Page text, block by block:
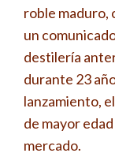
roble maduro,
un
destilería
durante 23
lanzamiento,
de mayor
mercado.